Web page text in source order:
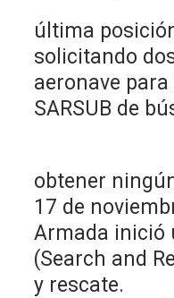
última
solicitando
aeronave
SARSUB de
Que
obtener
17 de
Armada inició
(Search and
y rescate.